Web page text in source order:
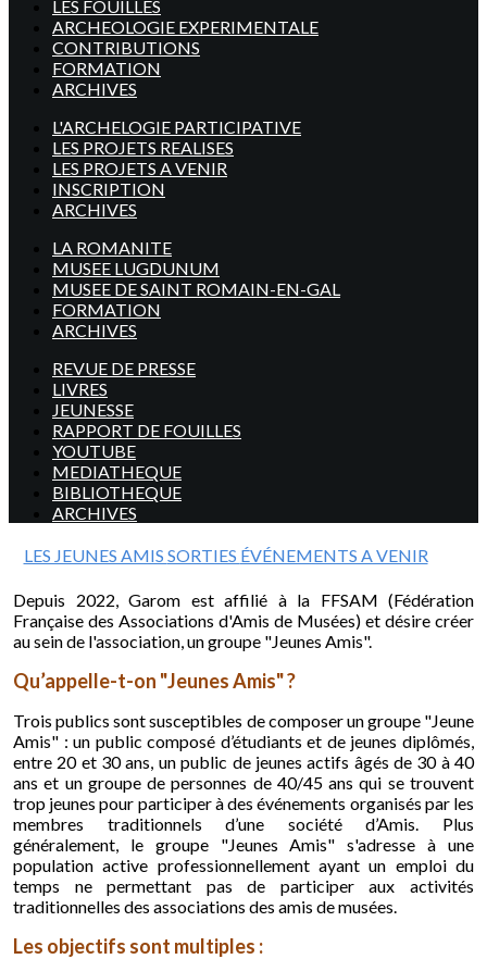
LES FOUILLES
ARCHEOLOGIE EXPERIMENTALE
CONTRIBUTIONS
FORMATION
ARCHIVES
L'ARCHELOGIE PARTICIPATIVE
LES PROJETS REALISES
LES PROJETS A VENIR
INSCRIPTION
ARCHIVES
LA ROMANITE
MUSEE LUGDUNUM
MUSEE DE SAINT ROMAIN-EN-GAL
FORMATION
ARCHIVES
REVUE DE PRESSE
LIVRES
JEUNESSE
RAPPORT DE FOUILLES
YOUTUBE
MEDIATHEQUE
BIBLIOTHEQUE
ARCHIVES
LES JEUNES AMIS SORTIES ÉVÉNEMENTS A VENIR
Depuis 2022, Garom est affilié à la FFSAM (Fédération
Française des Associations d'Amis de Musées) et désire créer
au sein de l'association, un groupe "Jeunes Amis".
Qu’appelle-t-on "Jeunes Amis" ?
Trois publics sont susceptibles de composer un groupe "Jeune
Amis" : un public composé d’étudiants et de jeunes diplômés,
entre 20 et 30 ans, un public de jeunes actifs âgés de 30 à 40
ans et un groupe de personnes de 40/45 ans qui se trouvent
trop jeunes pour participer à des événements organisés par les
membres traditionnels d’une société d’Amis. Plus
généralement, le groupe "Jeunes Amis" s'adresse à une
population active professionnellement ayant un emploi du
temps ne permettant pas de participer aux activités
traditionnelles des associations des amis de musées.
Les objectifs sont multiples :